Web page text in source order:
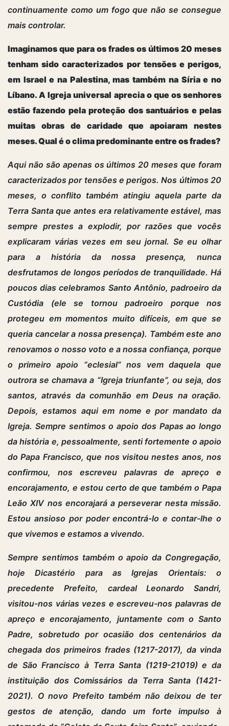
continuamente como um fogo que não se consegue
mais controlar.
Imaginamos que para os frades os últimos 20 meses
tenham sido caracterizados por tensões e perigos,
em Israel e na Palestina, mas também na Síria e no
Líbano. A Igreja universal aprecia o que os senhores
estão fazendo pela proteção dos santuários e pelas
muitas obras de caridade que apoiaram nestes
meses. Qual é o clima predominante entre os frades?
Aqui não são apenas os últimos 20 meses que foram
caracterizados por tensões e perigos. Nos últimos 20
meses, o conflito também atingiu aquela parte da
Terra Santa que antes era relativamente estável, mas
sempre prestes a explodir, por razões que vocês
explicaram várias vezes em seu jornal. Se eu olhar
para a história da nossa presença, nunca
desfrutamos de longos períodos de tranquilidade. Há
poucos dias celebramos Santo Antônio, padroeiro da
Custódia (ele se tornou padroeiro porque nos
protegeu em momentos muito difíceis, em que se
queria cancelar a nossa presença). Também este ano
renovamos o nosso voto e a nossa confiança, porque
o primeiro apoio “eclesial” nos vem daquela que
outrora se chamava a “Igreja triunfante”, ou seja, dos
santos, através da comunhão em Deus na oração.
Depois, estamos aqui em nome e por mandato da
Igreja. Sempre sentimos o apoio dos Papas ao longo
da história e, pessoalmente, senti fortemente o apoio
do Papa Francisco, que nos visitou nestes anos, nos
confirmou, nos escreveu palavras de apreço e
encorajamento, e estou certo de que também o Papa
Leão XIV nos encorajará a perseverar nesta missão.
Estou ansioso por poder encontrá-lo e contar-lhe o
que vivemos e estamos a vivendo.
Sempre sentimos também o apoio da Congregação,
hoje Dicastério para as Igrejas Orientais: o
precedente Prefeito, cardeal Leonardo Sandri,
visitou-nos várias vezes e escreveu-nos palavras de
apreço e encorajamento, juntamente com o Santo
Padre, sobretudo por ocasião dos centenários da
chegada dos primeiros frades (1217-2017), da vinda
de São Francisco à Terra Santa (1219-21019) e da
instituição dos Comissários da Terra Santa (1421-
2021). O novo Prefeito também não deixou de ter
gestos de atenção, dando um forte impulso à